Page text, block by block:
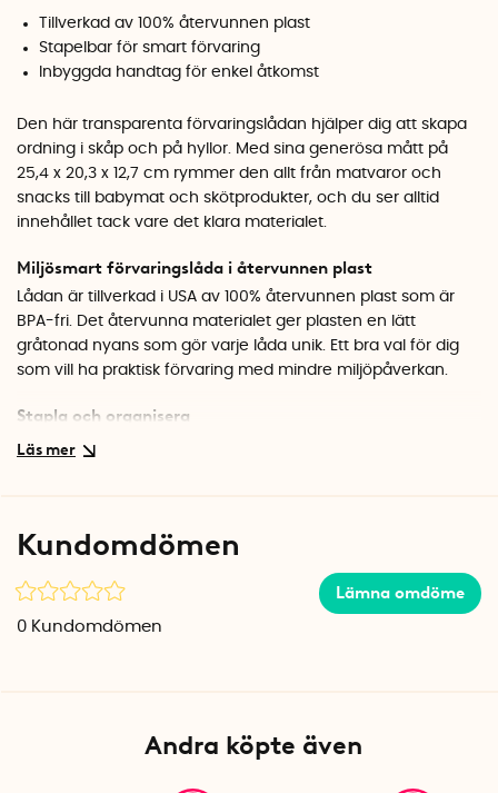
Tillverkad av 100% återvunnen plast
Stapelbar för smart förvaring
Inbyggda handtag för enkel åtkomst
Den här transparenta förvaringslådan hjälper dig att skapa
ordning i skåp och på hyllor. Med sina generösa mått på
25,4 x 20,3 x 12,7 cm rymmer den allt från matvaror och
snacks till babymat och skötprodukter, och du ser alltid
innehållet tack vare det klara materialet.
Miljösmart förvaringslåda i återvunnen plast
Lådan är tillverkad i USA av 100% återvunnen plast som är
BPA-fri. Det återvunna materialet ger plasten en lätt
gråtonad nyans som gör varje låda unik. Ett bra val för dig
som vill ha praktisk förvaring med mindre miljöpåverkan.
Stapla och organisera
Designen gör det enkelt att stapla flera lådor på varandra,
och skafferiet som i badrummet eller barnkammaren.
Specifikationer
Material: Återvunnen plast, BPA-fri
Kundomdömen
Lämna omdöme
0 Kundomdömen
Andra köpte även